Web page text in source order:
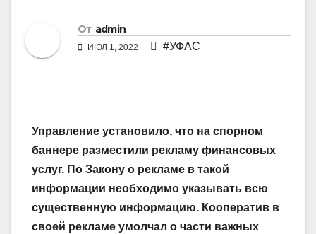
От admin
ИЮЛ 1, 2022 #УФАС
Управление установило, что на спорном
баннере разместили рекламу финансовых
услуг. По Закону о рекламе в такой
информации необходимо указывать всю
существенную информацию. Кооператив в
своей рекламе умолчал о части важных